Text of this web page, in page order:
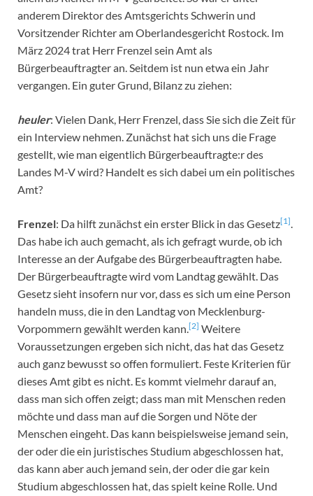
anderem Direktor des Amtsgerichts Schwerin und
Vorsitzender Richter am Oberlandesgericht Rostock. Im
März 2024 trat Herr Frenzel sein Amt als
Bürgerbeauftragter an. Seitdem ist nun etwa ein Jahr
vergangen. Ein guter Grund, Bilanz zu ziehen:
heuler: Vielen Dank, Herr Frenzel, dass Sie sich die Zeit für
ein Interview nehmen. Zunächst hat sich uns die Frage
gestellt, wie man eigentlich Bürgerbeauftragte:r des
Landes M-V wird? Handelt es sich dabei um ein politisches
Amt?
Frenzel: Da hilft zunächst ein erster Blick in das Gesetz[1].
Das habe ich auch gemacht, als ich gefragt wurde, ob ich
Interesse an der Aufgabe des Bürgerbeauftragten habe.
Der Bürgerbeauftragte wird vom Landtag gewählt. Das
Gesetz sieht insofern nur vor, dass es sich um eine Person
handeln muss, die in den Landtag von Mecklenburg-
Vorpommern gewählt werden kann.[2] Weitere
Voraussetzungen ergeben sich nicht, das hat das Gesetz
auch ganz bewusst so offen formuliert. Feste Kriterien für
dieses Amt gibt es nicht. Es kommt vielmehr darauf an,
dass man sich offen zeigt; dass man mit Menschen reden
möchte und dass man auf die Sorgen und Nöte der
Menschen eingeht. Das kann beispielsweise jemand sein,
der oder die ein juristisches Studium abgeschlossen hat,
das kann aber auch jemand sein, der oder die gar kein
Studium abgeschlossen hat, das spielt keine Rolle. Und